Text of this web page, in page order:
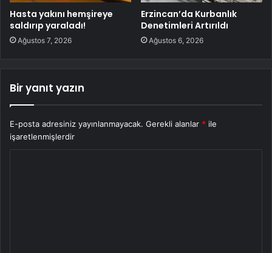
Hasta yakını hemşireye
saldırıp yaraladı!
Ağustos 7, 2026
Erzincan’da Kurbanlık
Denetimleri Artırıldı
Ağustos 6, 2026
Bir yanıt yazın
E-posta adresiniz yayınlanmayacak. Gerekli alanlar * ile
işaretlenmişlerdir